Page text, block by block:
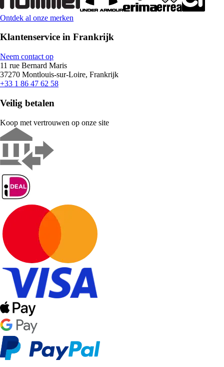
Ontdek al onze merken
Klantenservice in Frankrijk
Neem contact op
11 rue Bernard Maris
37270 Montlouis-sur-Loire, Frankrijk
+33 1 86 47 62 58
Veilig betalen
Koop met vertrouwen op onze site